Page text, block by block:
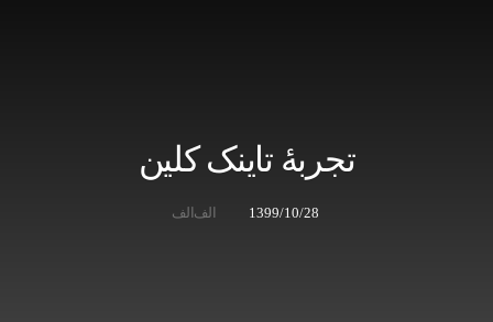
تجربۀ تاینک کلین
1399/10/28